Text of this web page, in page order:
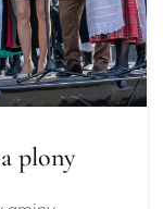
plony